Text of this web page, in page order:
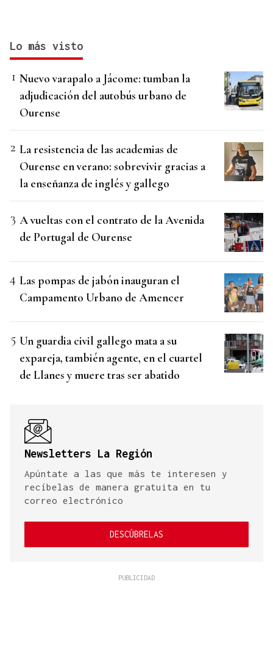
Lo más visto
Nuevo varapalo a Jácome: tumban la
adjudicación del autobús urbano de
Ourense
La resistencia de las academias de
Ourense en verano: sobrevivir gracias a
la enseñanza de inglés y gallego
A vueltas con el contrato de la Avenida
de Portugal de Ourense
Las pompas de jabón inauguran el
Campamento Urbano de Amencer
Un guardia civil gallego mata a su
expareja, también agente, en el cuartel
de Llanes y muere tras ser abatido
Newsletters La Región
Apúntate a las que más te interesen y
recíbelas de manera gratuita en tu
correo electrónico
DESCÚBRELAS